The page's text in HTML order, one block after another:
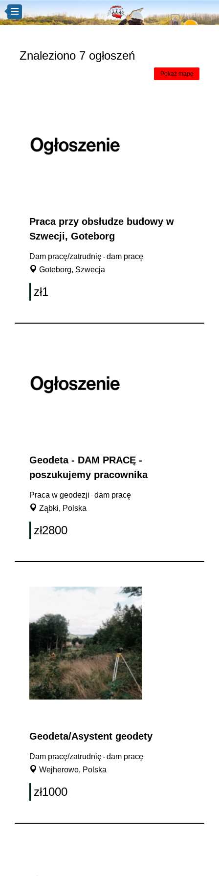
Znaleziono 7 ogłoszeń
Pokaż mapę
Praca przy obsłudze budowy w
Szwecji, Goteborg
Dam pracę/zatrudnię - dam pracę
Goteborg, Szwecja
zł1
Geodeta - DAM PRACĘ -
poszukujemy pracownika
Praca w geodezji - dam pracę
Ząbki, Polska
zł2800
Geodeta/Asystent geodety
Dam pracę/zatrudnię - dam pracę
Wejherowo, Polska
zł1000